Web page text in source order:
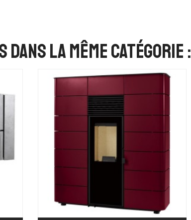
la même catégorie :